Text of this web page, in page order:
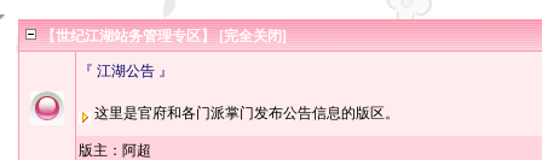
【世纪江湖站务管理专区】 [完全关闭]
『 江湖公告 』
这里是官府和各门派掌门发布公告信息的版区。
版主： 阿超